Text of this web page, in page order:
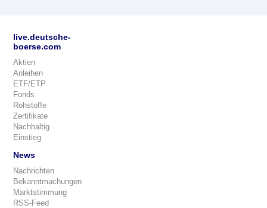
live.deutsche-
boerse.com
Aktien
Anleihen
ETF/ETP
Fonds
Rohstoffe
Zertifikate
Nachhaltig
Einstieg
News
Nachrichten
Bekanntmachungen
Marktstimmung
RSS-Feed